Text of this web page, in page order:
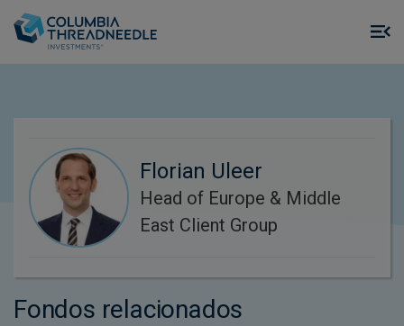
Florian Uleer
Head of Europe & Middle
East Client Group
Fondos relacionados